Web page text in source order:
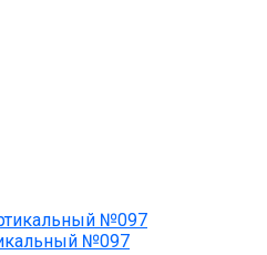
№097